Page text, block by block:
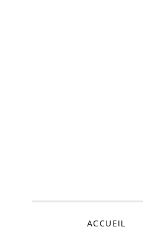
ACCUEIL